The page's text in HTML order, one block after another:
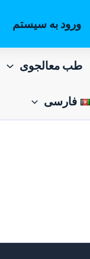
ورود به سیستم
طب معالجوی
فارسی